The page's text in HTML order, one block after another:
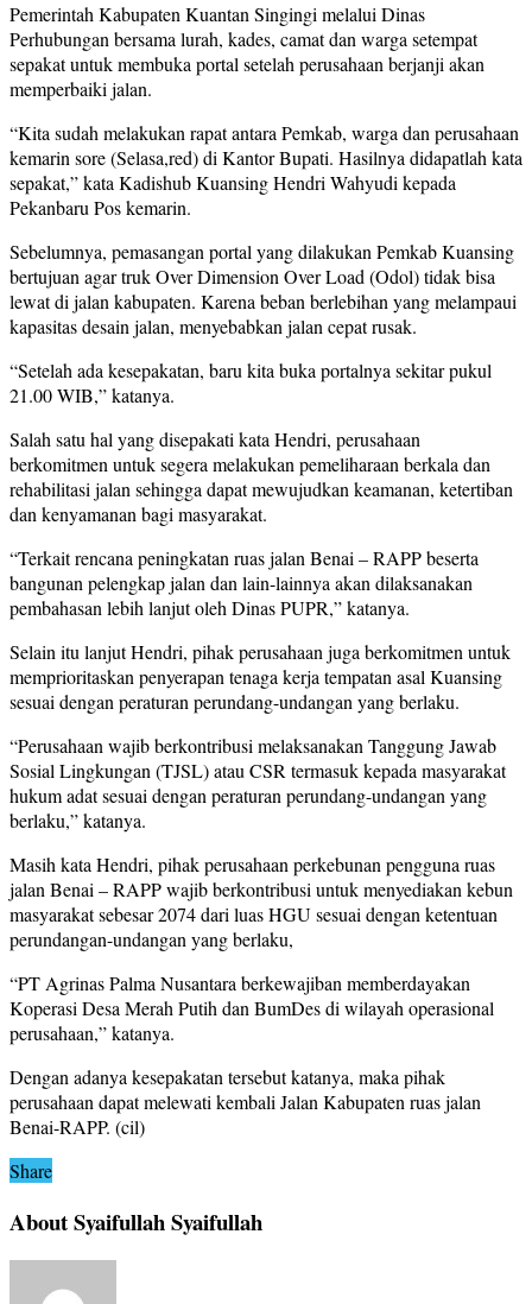
Pemerintah Kabupaten Kuantan Singingi melalui Dinas
Perhubungan bersama lurah, kades, camat dan warga setempat
sepakat untuk membuka portal setelah perusahaan berjanji akan
memperbaiki jalan.
“Kita sudah melakukan rapat antara Pemkab, warga dan perusahaan
kemarin sore (Selasa,red) di Kantor Bupati. Hasilnya didapatlah kata
sepakat,” kata Kadishub Kuansing Hendri Wahyudi kepada
Pekanbaru Pos kemarin.
Sebelumnya, pemasangan portal yang dilakukan Pemkab Kuansing
bertujuan agar truk Over Dimension Over Load (Odol) tidak bisa
lewat di jalan kabupaten. Karena beban berlebihan yang melampaui
kapasitas desain jalan, menyebabkan jalan cepat rusak.
“Setelah ada kesepakatan, baru kita buka portalnya sekitar pukul
21.00 WIB,” katanya.
Salah satu hal yang disepakati kata Hendri, perusahaan
berkomitmen untuk segera melakukan pemeliharaan berkala dan
rehabilitasi jalan sehingga dapat mewujudkan keamanan, ketertiban
dan kenyamanan bagi masyarakat.
“Terkait rencana peningkatan ruas jalan Benai – RAPP beserta
bangunan pelengkap jalan dan lain-lainnya akan dilaksanakan
pembahasan lebih lanjut oleh Dinas PUPR,” katanya.
Selain itu lanjut Hendri, pihak perusahaan juga berkomitmen untuk
memprioritaskan penyerapan tenaga kerja tempatan asal Kuansing
sesuai dengan peraturan perundang-undangan yang berlaku.
“Perusahaan wajib berkontribusi melaksanakan Tanggung Jawab
Sosial Lingkungan (TJSL) atau CSR termasuk kepada masyarakat
hukum adat sesuai dengan peraturan perundang-undangan yang
berlaku,” katanya.
Masih kata Hendri, pihak perusahaan perkebunan pengguna ruas
jalan Benai – RAPP wajib berkontribusi untuk menyediakan kebun
masyarakat sebesar 2074 dari luas HGU sesuai dengan ketentuan
perundangan-undangan yang berlaku,
“PT Agrinas Palma Nusantara berkewajiban memberdayakan
Koperasi Desa Merah Putih dan BumDes di wilayah operasional
perusahaan,” katanya.
Dengan adanya kesepakatan tersebut katanya, maka pihak
perusahaan dapat melewati kembali Jalan Kabupaten ruas jalan
Benai-RAPP. (cil)
Share
About Syaifullah Syaifullah